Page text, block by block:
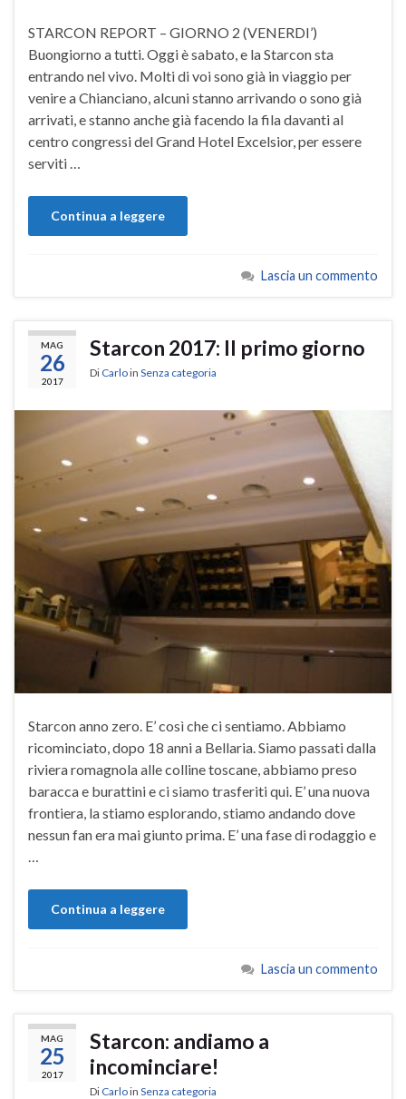
STARCON REPORT – GIORNO 2 (VENERDI’)
Buongiorno a tutti. Oggi è sabato, e la Starcon sta
entrando nel vivo. Molti di voi sono già in viaggio per
venire a Chianciano, alcuni stanno arrivando o sono già
arrivati, e stanno anche già facendo la fila davanti al
centro congressi del Grand Hotel Excelsior, per essere
serviti …
Continua a leggere
Lascia un commento
MAG
26
2017
Starcon 2017: Il primo giorno
Di Carloin Senza categoria
Starcon anno zero. E’ così che ci sentiamo. Abbiamo
ricominciato, dopo 18 anni a Bellaria. Siamo passati dalla
riviera romagnola alle colline toscane, abbiamo preso
baracca e burattini e ci siamo trasferiti qui. E’ una nuova
frontiera, la stiamo esplorando, stiamo andando dove
nessun fan era mai giunto prima. E’ una fase di rodaggio e
Continua a leggere
Lascia un commento
MAG
25
2017
Starcon: andiamo a
incominciare!
Di Carloin Senza categoria